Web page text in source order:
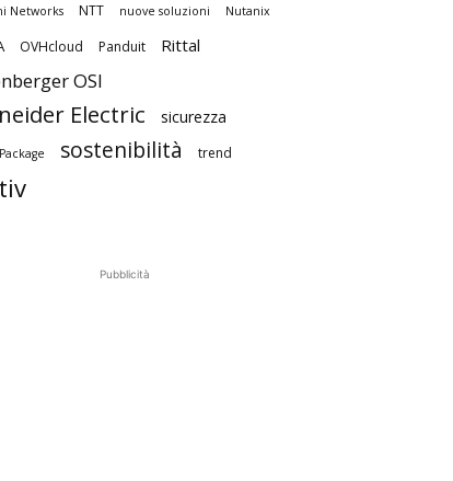
Networks NTT nuove soluzioni Nutanix
OVHcloud Panduit Rittal
OSI
Electric sicurezza
sostenibilità trend
Pubblicità